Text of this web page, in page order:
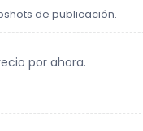
de publicación.
por ahora.